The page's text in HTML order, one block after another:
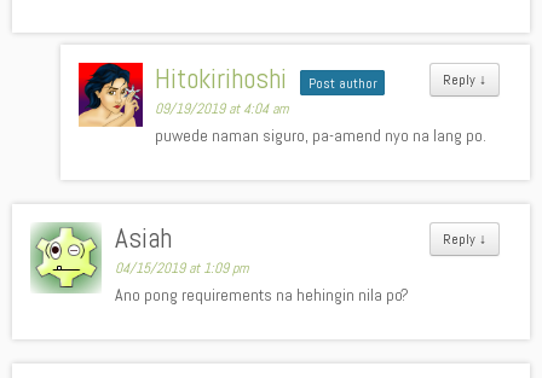
Reply ↓
Hitokirihoshi Post author
09/19/2019 at 4:04 am
puwede naman siguro, pa-amend nyo na lang po.
Reply ↓
Asiah
04/15/2019 at 1:09 pm
Ano pong requirements na hehingin nila po?